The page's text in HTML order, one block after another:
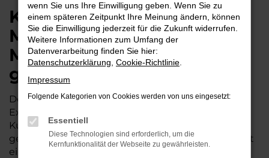
Kurze Wege nach
Münzenberg – jetzt
Mitsubishi Outlander
günstig kaufen
Der Mitsubishi Outlander wird gleichermaßen von
Expertinnen und Experten wie von unserer
Kundschaft aus Münzenberg und Umgebung
geschätzt. Dieses Fahrzeug ist vielseitig und bietet
ein exzellentes Preis-Leistungs-Verhältnis. Wer im
wenn Sie uns Ihre Einwilligung geben. Wenn Sie zu
einem späteren Zeitpunkt Ihre Meinung ändern, können
Sie die Einwilligung jederzeit für die Zukunft widerrufen.
Weitere Informationen zum Umfang der
Datenverarbeitung finden Sie hier:
Datenschutzerklärung Cookie-Richtlinie
Impressum
Folgende Kategorien von Cookies werden von uns eingesetzt:
Essentiell
Diese Technologien sind erforderlich, um die
Kernfunktionalität der Webseite zu gewährleisten.